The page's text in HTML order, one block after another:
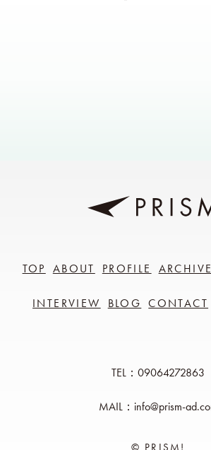
TOP ABOUT PROFILE ARCHIVE
INTERVIEW BLOG CONTACT
TEL：09064272863
MAIL：info@prism-